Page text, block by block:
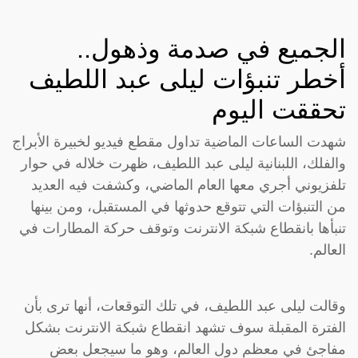
الجميع في صدمة وذهول..
أخطر تنبؤات ليلى عبد اللطيف
تحققت اليوم
شهدت الساعات الماضية تداول مقطع فيديو لخبيرة الأبراج
والفلك، اللبنانية ليلى عبد اللطيف، ظهرت خلاله في حوار
تلفزيوني أجري معها العام الماضي، وكشفت فيه العديد
من التنبؤات التي تتوقع حدوثها في المستقبل، ومن بينها
تنبأها بانقطاع شبكة الانترنت وتوقف حركة المطارات في
العالم.
وقالت ليلى عبد اللطيف، في تلك التوقعات، أنها ترى بأن
الفترة المقبلة سوف تشهد انقطاع شبكة الانترنت بشكل
مفاجئ في معظم دول العالم، وهو ما سيجعل بعض